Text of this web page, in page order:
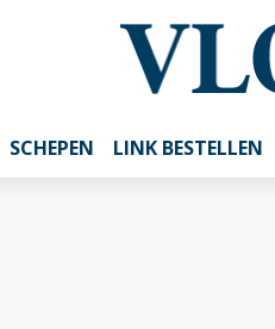
SCHEPEN LINK BESTELLEN